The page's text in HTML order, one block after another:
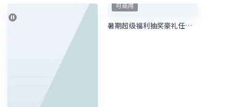
可商用
暑期超级福利抽奖豪礼任性送 暑期培训抽奖活动